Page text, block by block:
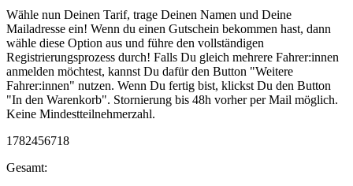
Wähle nun Deinen Tarif, trage Deinen Namen und Deine
Mailadresse ein! Wenn du einen Gutschein bekommen hast, dann
wähle diese Option aus und führe den vollständigen
Registrierungsprozess durch! Falls Du gleich mehrere Fahrer:innen
anmelden möchtest, kannst Du dafür den Button "Weitere
Fahrer:innen" nutzen. Wenn Du fertig bist, klickst Du den Button
"In den Warenkorb". Stornierung bis 48h vorher per Mail möglich.
Keine Mindestteilnehmerzahl.
1782456718
Gesamt: